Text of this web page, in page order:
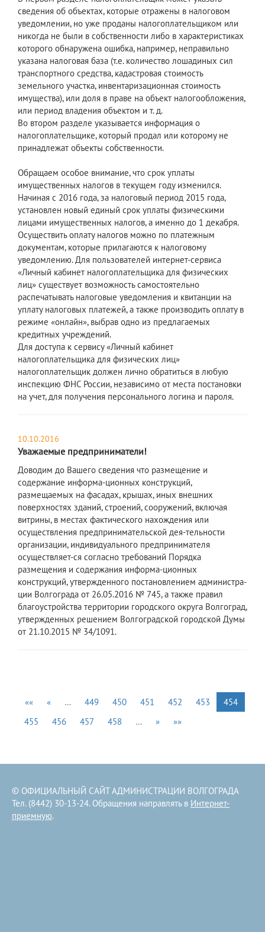
сведения об объектах, которые отражены в налоговом
уведомлении, но уже проданы налогоплательщиком или
никогда не были в собственности либо в характеристиках
которого обнаружена ошибка, например, неправильно
указана налоговая база (т.е. количество лошадиных сил
транспортного средства, кадастровая стоимость
земельного участка, инвентаризационная стоимость
имущества), или доля в праве на объект налогообложения,
или период владения объектом и т. д.
Во втором разделе указывается информация о
налогоплательщике, который продал или которому не
принадлежат объекты собственности.
Обращаем особое внимание, что срок уплаты
имущественных налогов в текущем году изменился.
Начиная с 2016 года, за налоговый период 2015 года,
установлен новый единый срок уплаты физическими
лицами имущественных налогов, а именно до 1 декабря.
Осуществить оплату налогов можно по платежным
документам, которые прилагаются к налоговому
уведомлению. Для пользователей интернет-сервиса
«Личный кабинет налогоплательщика для физических
лиц» существует возможность самостоятельно
распечатывать налоговые уведомления и квитанции на
уплату налоговых платежей, а также производить оплату в
режиме «онлайн», выбрав одно из предлагаемых
кредитных учреждений.
Для доступа к сервису «Личный кабинет
налогоплательщика для физических лиц»
налогоплательщик должен лично обратиться в любую
инспекцию ФНС России, независимо от места постановки
на учет, для получения персонального логина и пароля.
10.10.2016
Уважаемые предприниматели!
Доводим до Вашего сведения что размещение и
содержание информа-ционных конструкций,
размещаемых на фасадах, крышах, иных внешних
поверхностях зданий, строений, сооружений, включая
витрины, в местах фактического нахождения или
осуществления предпринимательской дея-тельности
организации, индивидуального предпринимателя
осуществляет-ся согласно требований Порядка
размещения и содержания информа-ционных
конструкций, утвержденного постановлением администра-
ции Волгограда от 26.05.2016 № 745, а также правил
благоустройства территории городского округа Волгоград,
утвержденных решением Волгоградской городской Думы
от 21.10.2015 № 34/1091.
«« « … 449 450 451 452 453
454
455
456 457 458 … » »»
© ОФИЦИАЛЬНЫЙ САЙТ АДМИНИСТРАЦИИ ВОЛГОГРАДА
Тел. (8442) 30-13-24. Обращения направлять в Интернет-
приемную.